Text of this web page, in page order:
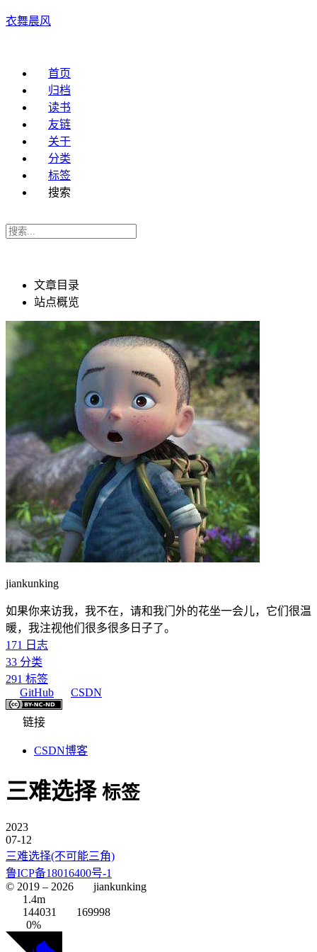
衣舞晨风
首页
归档
读书
友链
关于
分类
标签
搜索
文章目录
站点概览
jiankunking
如果你来访我，我不在，请和我门外的花坐一会儿，它们很温
暖，我注视他们很多很多日子了。
171
日志
33 分类
291 标签
GitHub
CSDN
链接
CSDN博客
三难选择 标签
2023
07-12
三难选择(不可能三角)
鲁ICP备18016400号-1
© 2019 – 2026
jiankunking
1.4m
144031
169998
0%